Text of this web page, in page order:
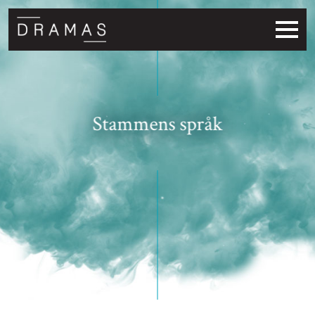
Stammens språk